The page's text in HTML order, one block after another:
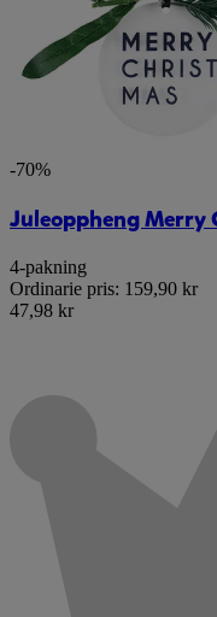
-70%
Juleoppheng Merry
4-pakning
Ordinarie pris: 159,90 kr
47,98 kr